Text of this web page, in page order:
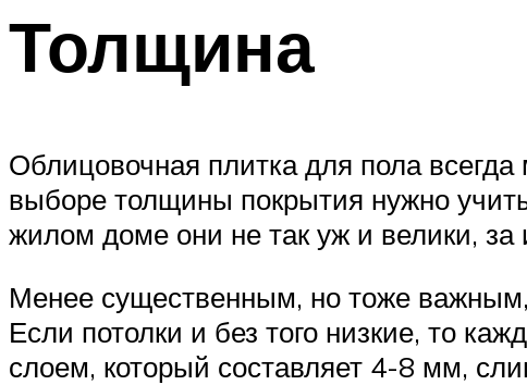
Толщина
Облицовочная плитка для пола
выборе толщины покрытия нужно
жилом доме они не так уж и велики,
Менее существенным, но тоже
Если потолки и без того низкие, то
слоем, который составляет 4-8 мм,